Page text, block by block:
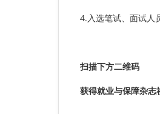
4.入选笔试、面试人
扫描下方二维码
获得就业与保障杂志